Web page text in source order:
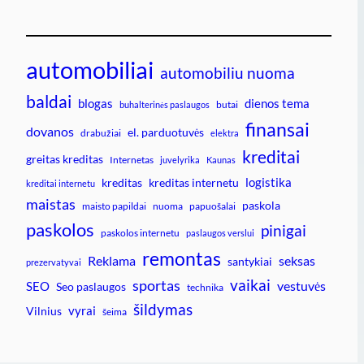
automobiliai automobiliu nuoma
baldai blogas buhalterinės paslaugos butai dienos tema
dovanos drabužiai el. parduotuvės elektra finansai
greitas kreditas Internetas juvelyrika Kaunas kreditai
kreditai internetu kreditas kreditas internetu logistika
maistas maisto papildai nuoma papuošalai paskola
paskolos paskolos internetu paslaugos verslui pinigai
prezervatyvai Reklama remontas santykiai seksas
SEO Seo paslaugos sportas technika vaikai vestuvės
Vilnius vyrai šeima šildymas